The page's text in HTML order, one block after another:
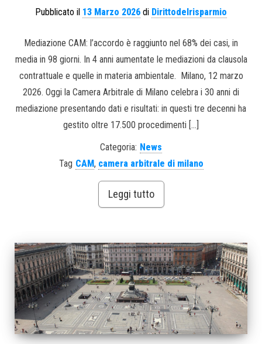
Pubblicato il 13 Marzo 2026 di Dirittodelrisparmio
Mediazione CAM: l’accordo è raggiunto nel 68% dei casi, in
media in 98 giorni. In 4 anni aumentate le mediazioni da clausola
contrattuale e quelle in materia ambientale. Milano, 12 marzo
2026. Oggi la Camera Arbitrale di Milano celebra i 30 anni di
mediazione presentando dati e risultati: in questi tre decenni ha
gestito oltre 17.500 procedimenti […]
Categoria: News
Tag CAM, camera arbitrale di milano
Leggi tutto